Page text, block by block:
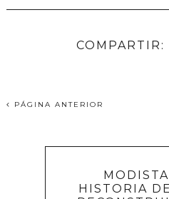
COMPARTIR:
PÁGINA ANTERIOR
HISTORIA